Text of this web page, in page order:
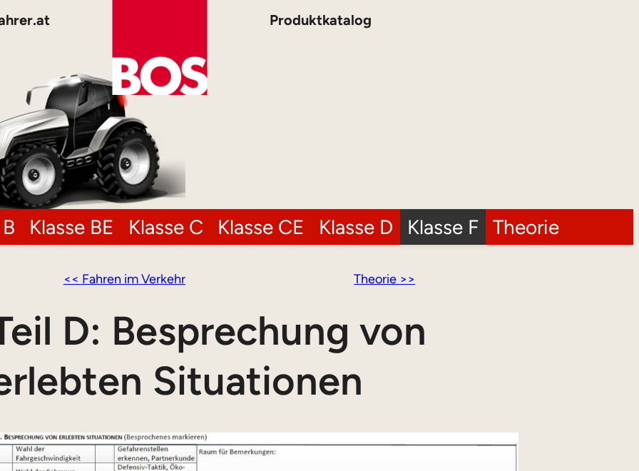
Produktkatalog
Klasse BE Klasse C Klasse CE Klasse D Klasse F Theorie
<< Fahren im Verkehr Theorie >>
D: Besprechung von
Situationen